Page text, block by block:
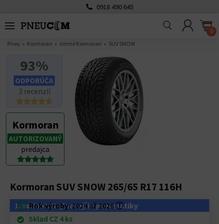
0918 490 645
0
Pneu Kormoran zimné Kormoran SUV SNOW
93%
ODPORÚČA
3 recenzií
Kormoran
AUTORIZOVANÝ
predajca
Kormoran SUV SNOW 265/65 R17 116H
1. variant: Najlacnejšie pneumatiky
Rok výroby:2024 až 2026ⓘ
Sklad CZ 4 ks